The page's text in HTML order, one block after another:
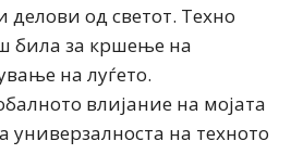
од светот. Техно
била за кршење на
на луѓето.
влијание на мојата
универзалноста на техното